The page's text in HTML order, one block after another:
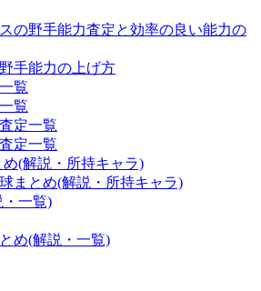
の野手能力査定と効率の良い能力の
手能力の上げ方
覧
覧
定一覧
定一覧
(解説・所持キャラ)
まとめ(解説・所持キャラ)
・一覧)
め(解説・一覧)